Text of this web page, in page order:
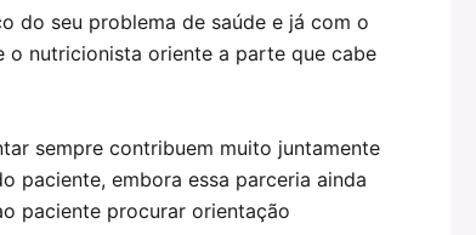
do seu problema de saúde e já com o
nutricionista oriente a parte que cabe
sempre contribuem muito juntamente
paciente, embora essa parceria ainda
paciente procurar orientação